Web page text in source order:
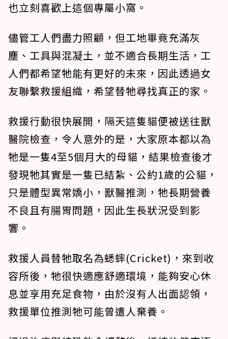
也立刻喜歡上這個專屬小窩。
儘管工人們盡力照顧，但工地畢竟充滿灰
塵、工具與混凝土，並不適合長期生活，工
人們都希望牠能有更好的未來，因此透過女
友聯繫救援組織，希望替牠尋找真正的家。
救援行動很快展開，隔天這隻貓便被送往獸
醫院檢查，令人意外的是，大家原本都以為
牠是一隻4至5個月大的母貓，結果檢查後才
發現牠其實是一隻已結紮、公約1歲的公貓，
只是體型異常嬌小，獸醫推測，牠長期營養
不良且有腸胃問題，因此生長狀況受到影
響。
救援人員替牠取名為蟋蟀(Cricket)，來到收
容所後，牠很快適應舒適環境，能夠安心休
息並享用充足食物，由於沒有人出面認領，
救援單位推測牠可能曾遭人棄養。